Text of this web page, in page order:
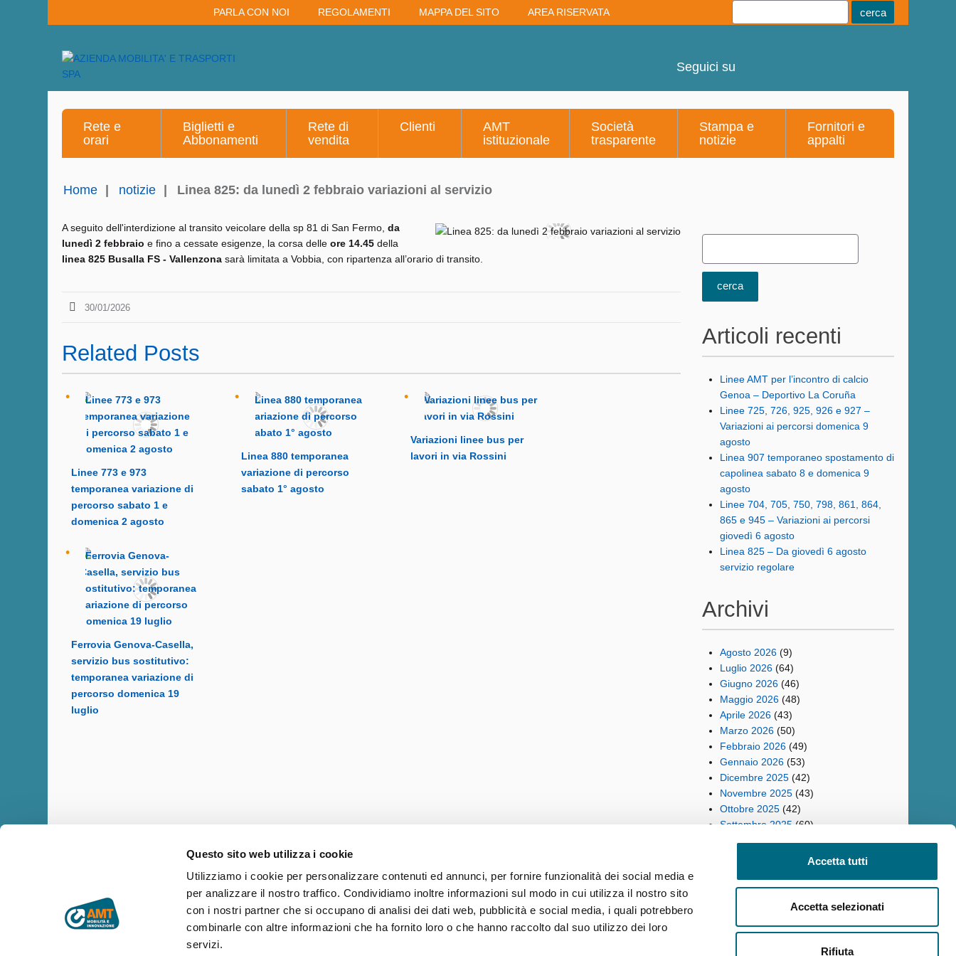
Questo sito web utilizza i cookie
Utilizziamo i cookie per personalizzare contenuti ed annunci, per fornire funzionalità dei social media e
per analizzare il nostro traffico. Condividiamo inoltre informazioni sul modo in cui utilizza il nostro sito
con i nostri partner che si occupano di analisi dei dati web, pubblicità e social media, i quali potrebbero
combinarle con altre informazioni che ha fornito loro o che hanno raccolto dal suo utilizzo dei loro
servizi.
Accetta tutti
Accetta selezionati
Rifiuta
PARLA CON NOI REGOLAMENTI MAPPA DEL SITO AREA RISERVATA
Seguici su
Rete e
orari
Biglietti e
Abbonamenti
Rete di
vendita
Clienti
AMT
istituzionale
Società
trasparente
Stampa e
notizie
Fornitori e
appalti
Home notizie Linea 825: da lunedì 2 febbraio variazioni al servizio
A seguito dell'interdizione al transito veicolare della sp 81 di San Fermo, da
lunedì 2 febbraio e fino a cessate esigenze, la corsa delle ore 14.45 della
linea 825 Busalla FS - Vallenzona sarà limitata a Vobbia, con ripartenza all’orario di transito.
30/01/2026
Related Posts
Linee 773 e 973
temporanea variazione di
percorso sabato 1 e
domenica 2 agosto
Linea 880 temporanea
variazione di percorso
sabato 1° agosto
Variazioni linee bus per
lavori in via Rossini
Ferrovia Genova-Casella,
servizio bus sostitutivo:
temporanea variazione di
percorso domenica 19
luglio
Articoli recenti
Linee AMT per l’incontro di calcio
Genoa – Deportivo La Coruña
Linee 725, 726, 925, 926 e 927 –
Variazioni ai percorsi domenica 9
agosto
Linea 907 temporaneo spostamento di
capolinea sabato 8 e domenica 9
agosto
Linee 704, 705, 750, 798, 861, 864,
865 e 945 – Variazioni ai percorsi
giovedì 6 agosto
Linea 825 – Da giovedì 6 agosto
servizio regolare
Archivi
Agosto 2026 (9)
Luglio 2026 (64)
Giugno 2026 (46)
Maggio 2026 (48)
Aprile 2026 (43)
Marzo 2026 (50)
Febbraio 2026 (49)
Gennaio 2026 (53)
Dicembre 2025 (42)
Novembre 2025 (43)
Ottobre 2025 (42)
Settembre 2025 (60)
Copyright © AMT Azienda Mobilità e Trasporti S.p.A.
Sede legale: via Montaldo 2, 16137 Genova
Codice fiscale, P.IVA e n° iscrizione Registro Imprese di Genova 037 839 30 104
Capitale sociale € 29.521.464,00 i.v.
Photo credits Accessibilità Reclami